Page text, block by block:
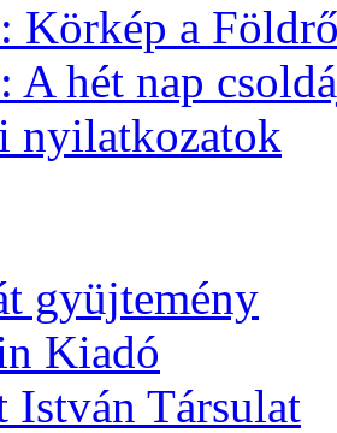
Körkép a
A hét nap
nyilatkozatok
gyüjtemény
Kiadó
István Társulat